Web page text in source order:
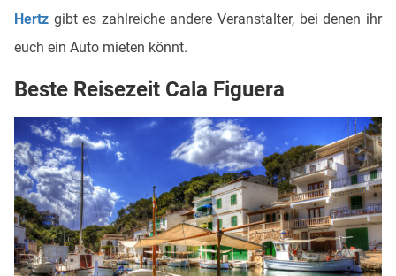
Hertz gibt es zahlreiche andere Veranstalter, bei denen ihr
euch ein Auto mieten könnt.
Beste Reisezeit Cala Figuera